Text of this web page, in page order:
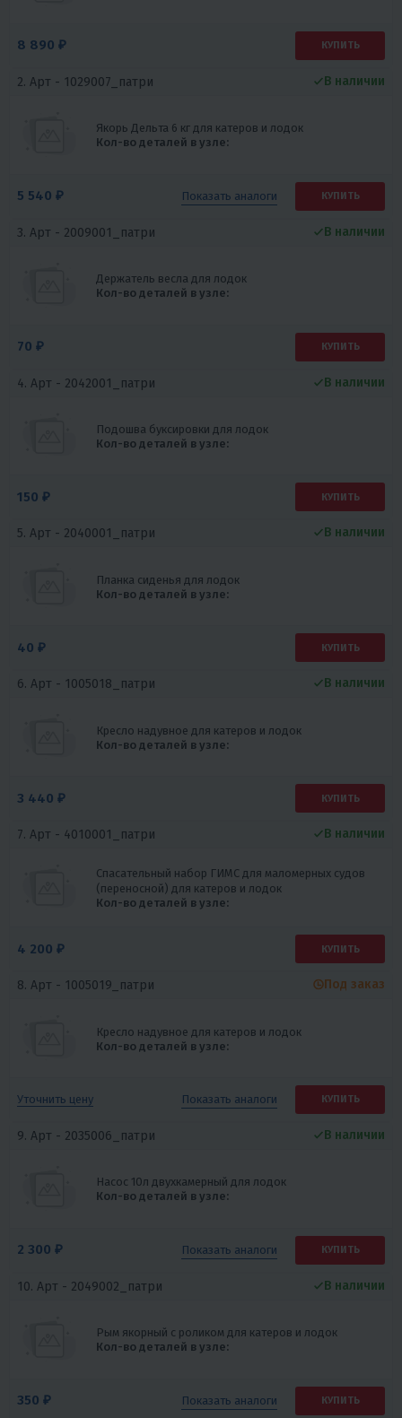
8 890 ₽ КУПИТЬ
2. Арт - 1029007_патри
Якорь Дельта 6 кг для катеров и лодок
Кол-во деталей в узле:
В наличии
5 540 ₽ Показать аналоги КУПИТЬ
3. Арт - 2009001_патри
Держатель весла для лодок
Кол-во деталей в узле:
В наличии
70 ₽ КУПИТЬ
4. Арт - 2042001_патри
Подошва буксировки для лодок
Кол-во деталей в узле:
В наличии
150 ₽ КУПИТЬ
5. Арт - 2040001_патри
Планка сиденья для лодок
Кол-во деталей в узле:
В наличии
40 ₽ КУПИТЬ
6. Арт - 1005018_патри
Кресло надувное для катеров и лодок
Кол-во деталей в узле:
В наличии
3 440 ₽ КУПИТЬ
7. Арт - 4010001_патри
Спасательный набор ГИМС для маломерных судов
(переносной) для катеров и лодок
Кол-во деталей в узле:
В наличии
4 200 ₽ КУПИТЬ
8. Арт - 1005019_патри
Кресло надувное для катеров и лодок
Кол-во деталей в узле:
Под заказ
Уточнить цену Показать аналоги КУПИТЬ
9. Арт - 2035006_патри
Насос 10л двухкамерный для лодок
Кол-во деталей в узле:
В наличии
2 300 ₽ Показать аналоги КУПИТЬ
10. Арт - 2049002_патри
Рым якорный с роликом для катеров и лодок
Кол-во деталей в узле:
В наличии
350 ₽ Показать аналоги КУПИТЬ